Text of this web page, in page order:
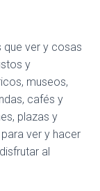
que ver y cosas
y
museos,
cafés y
plazas y
ver y hacer
al